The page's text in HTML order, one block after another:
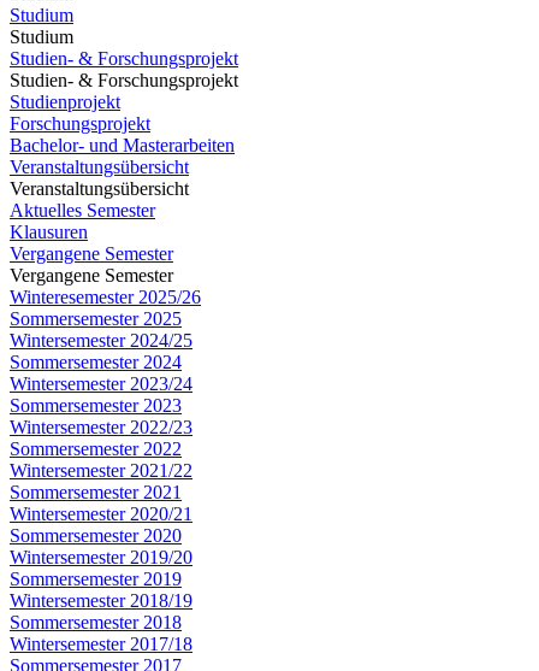
Studium
Studium
Studien- & Forschungsprojekt
Studien- & Forschungsprojekt
Studienprojekt
Forschungsprojekt
Bachelor- und Masterarbeiten
Veranstaltungsübersicht
Veranstaltungsübersicht
Aktuelles Semester
Klausuren
Vergangene Semester
Vergangene Semester
Winteresemester 2025/26
Sommersemester 2025
Wintersemester 2024/25
Sommersemester 2024
Wintersemester 2023/24
Sommersemester 2023
Wintersemester 2022/23
Sommersemester 2022
Wintersemester 2021/22
Sommersemester 2021
Wintersemester 2020/21
Sommersemester 2020
Wintersemester 2019/20
Sommersemester 2019
Wintersemester 2018/19
Sommersemester 2018
Wintersemester 2017/18
Sommersemester 2017